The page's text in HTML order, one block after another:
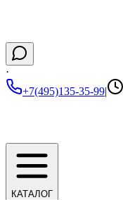
·
+7(495)135-35-99|
КАТАЛОГ